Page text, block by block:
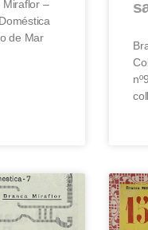
Miraflor –
de Mar